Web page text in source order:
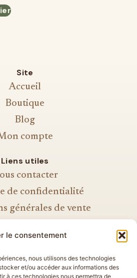
le consentement
nous utilisons des technologies
et/ou accéder aux informations des
à ces technologies nous permettra de
Site
Accueil
Boutique
Blog
compte
Liens utiles
contacter
de confidentialité
générales de vente
de cookies